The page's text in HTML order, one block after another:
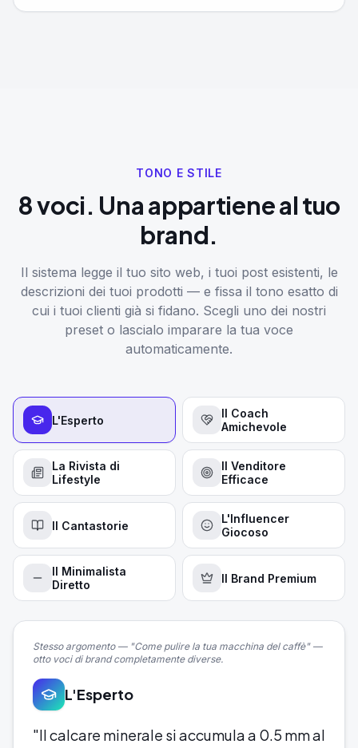
TONO E STILE
8 voci. Una appartiene al tuo
brand.
Il sistema legge il tuo sito web, i tuoi post esistenti, le
descrizioni dei tuoi prodotti — e fissa il tono esatto di
cui i tuoi clienti già si fidano. Scegli uno dei nostri
preset o lascialo imparare la tua voce
automaticamente.
L'Esperto
Il Coach
Amichevole
La Rivista di
Lifestyle
Il Venditore
Efficace
Il Cantastorie
L'Influencer
Giocoso
Il Minimalista
Diretto
Il Brand Premium
Stesso argomento — "Come pulire la tua macchina del caffè" —
otto voci di brand completamente diverse.
L'Esperto
"Il calcare minerale si accumula a 0.5 mm al